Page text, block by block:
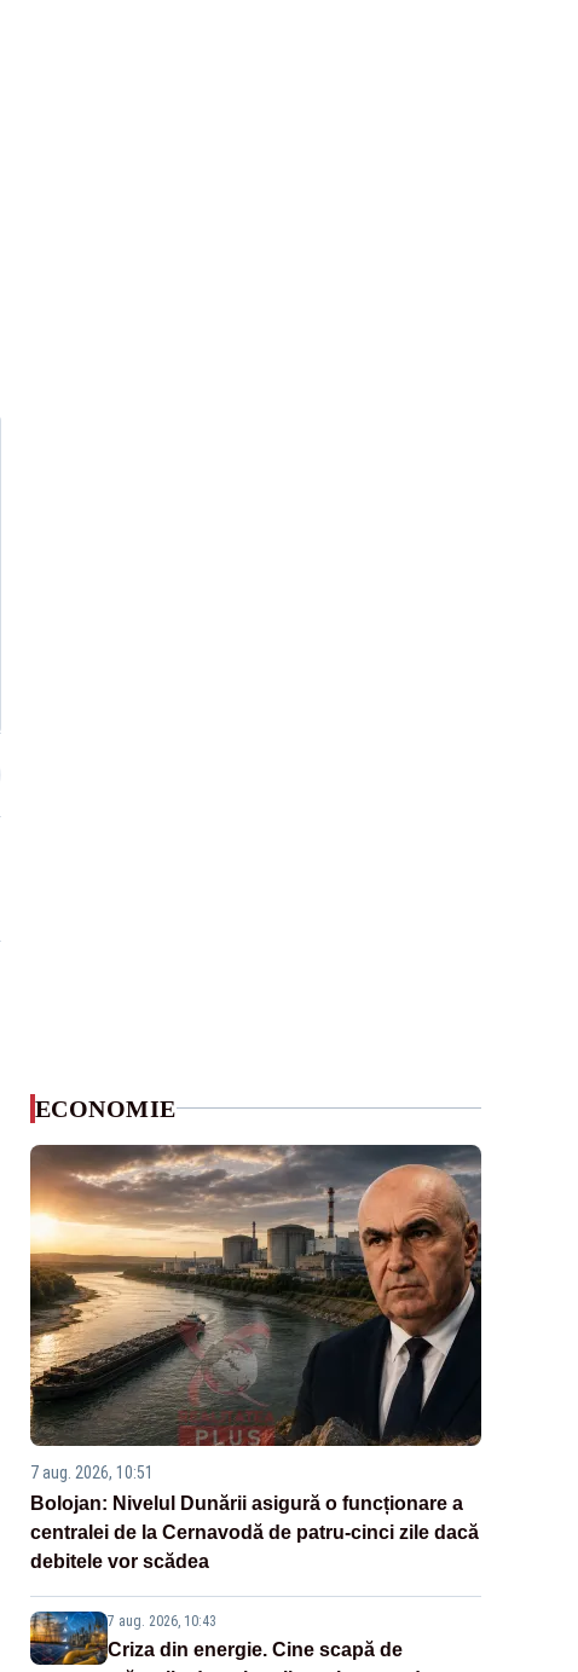
ECONOMIE
7 aug. 2026, 10:51
Bolojan: Nivelul Dunării asigură o funcționare a
centralei de la Cernavodă de patru-cinci zile dacă
debitele vor scădea
7 aug. 2026, 10:43
Criza din energie. Cine scapă de